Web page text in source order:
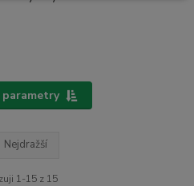
Nejdražší
1-15 z 15